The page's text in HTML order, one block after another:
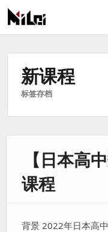
有
技
新课程
标签存档
【日本高
课程
背景 2022年日本高